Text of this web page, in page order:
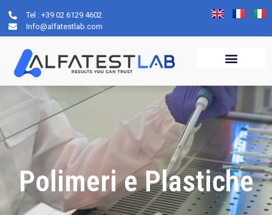
Tel : +39 02 6129 4602
Info@alfatestlab.com
Polimeri e Plastiche